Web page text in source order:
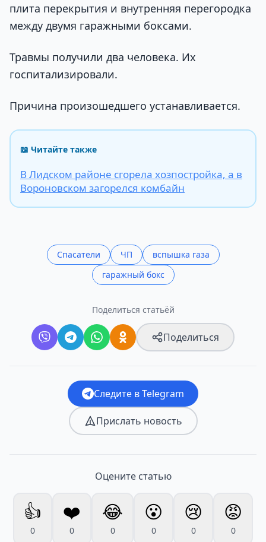
плита перекрытия и внутренняя перегородка
между двумя гаражными боксами.
Травмы получили два человека. Их
госпитализировали.
Причина произошедшего устанавливается.
📖 Читайте также
В Лидском районе сгорела хозпостройка, а в
Вороновском загорелся комбайн
Спасатели ЧП
вспышка газа
гаражный бокс
Поделиться статьёй
Поделиться
Следите в Telegram
Прислать новость
Оцените статью
👍
0
❤️
0
😂
0
😮
0
😢
0
😡
0